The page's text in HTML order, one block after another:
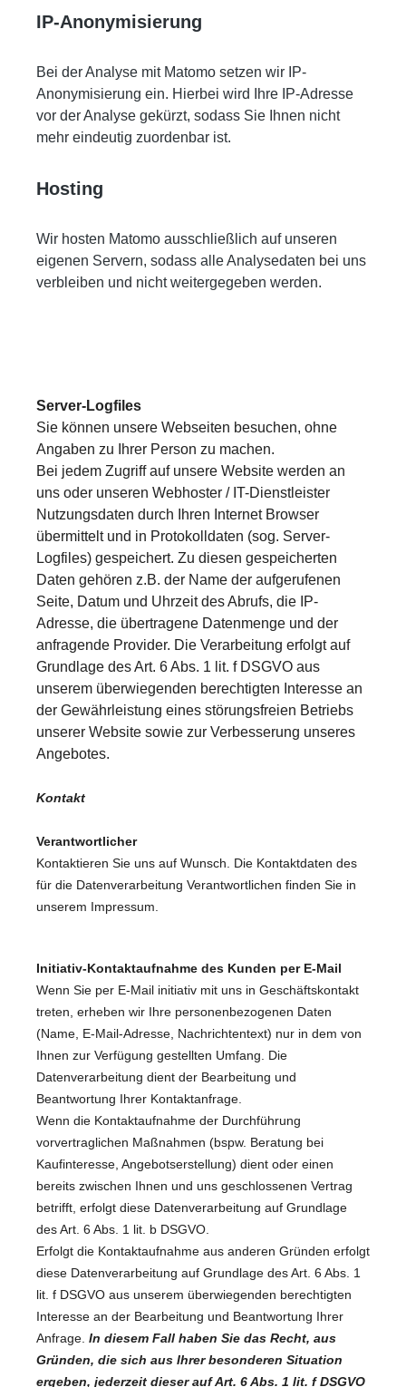
IP-Anonymisierung
Bei der Analyse mit Matomo setzen wir IP-
Anonymisierung ein. Hierbei wird Ihre IP-Adresse
vor der Analyse gekürzt, sodass Sie Ihnen nicht
mehr eindeutig zuordenbar ist.
Hosting
Wir hosten Matomo ausschließlich auf unseren
eigenen Servern, sodass alle Analysedaten bei uns
verbleiben und nicht weitergegeben werden.
Server-Logfiles
Sie können unsere Webseiten besuchen, ohne
Angaben zu Ihrer Person zu machen.
Bei jedem Zugriff auf unsere Website werden an
uns oder unseren Webhoster / IT-Dienstleister
Nutzungsdaten durch Ihren Internet Browser
übermittelt und in Protokolldaten (sog. Server-
Logfiles) gespeichert. Zu diesen gespeicherten
Daten gehören z.B. der Name der aufgerufenen
Seite, Datum und Uhrzeit des Abrufs, die IP-
Adresse, die übertragene Datenmenge und der
anfragende Provider. Die Verarbeitung erfolgt auf
Grundlage des Art. 6 Abs. 1 lit. f DSGVO aus
unserem überwiegenden berechtigten Interesse an
der Gewährleistung eines störungsfreien Betriebs
unserer Website sowie zur Verbesserung unseres
Angebotes.
Kontakt
Verantwortlicher
Kontaktieren Sie uns auf Wunsch. Die Kontaktdaten des
für die Datenverarbeitung Verantwortlichen finden Sie in
unserem Impressum.
Initiativ-Kontaktaufnahme des Kunden per E-Mail
Wenn Sie per E-Mail initiativ mit uns in Geschäftskontakt
treten, erheben wir Ihre personenbezogenen Daten
(Name, E-Mail-Adresse, Nachrichtentext) nur in dem von
Ihnen zur Verfügung gestellten Umfang. Die
Datenverarbeitung dient der Bearbeitung und
Beantwortung Ihrer Kontaktanfrage.
Wenn die Kontaktaufnahme der Durchführung
vorvertraglichen Maßnahmen (bspw. Beratung bei
Kaufinteresse, Angebotserstellung) dient oder einen
bereits zwischen Ihnen und uns geschlossenen Vertrag
betrifft, erfolgt diese Datenverarbeitung auf Grundlage
des Art. 6 Abs. 1 lit. b DSGVO.
Erfolgt die Kontaktaufnahme aus anderen Gründen erfolgt
diese Datenverarbeitung auf Grundlage des Art. 6 Abs. 1
lit. f DSGVO aus unserem überwiegenden berechtigten
Interesse an der Bearbeitung und Beantwortung Ihrer
Anfrage. In diesem Fall haben Sie das Recht, aus
Gründen, die sich aus Ihrer besonderen Situation
ergeben, jederzeit dieser auf Art. 6 Abs. 1 lit. f DSGVO